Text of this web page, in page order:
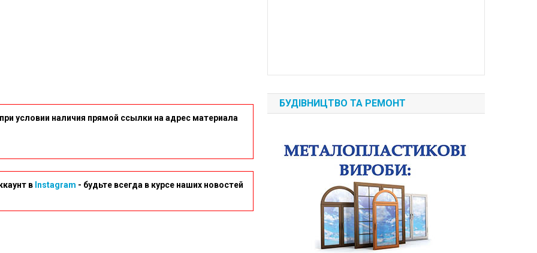
условии наличия прямой ссылки на адрес материала
в Instagram - будьте всегда в курсе наших новостей
БУДІВНИЦТВО ТА РЕМОНТ